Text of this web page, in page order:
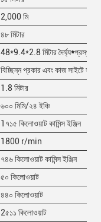
2,000 মি
৪৮ মিটার
48*9.4*2.8 মিটার দৈর্ঘ্য*প্রস্থ*
বিচ্ছিন্ন প্রকার এবং কাজ সাইটে
1.8 মিটার
৬০০ মিমি/২৪ ইঞ্চি
1৭১৫ কিলোওয়াট কামিন্স ইঞ্জিন
1800 r/min
৭৪৬ কিলোওয়াট কামিন্স ইঞ্জিন
৫০ কিলোওয়াট
৪৪০ কিলোওয়াট
2৫১১ কিলোওয়াট